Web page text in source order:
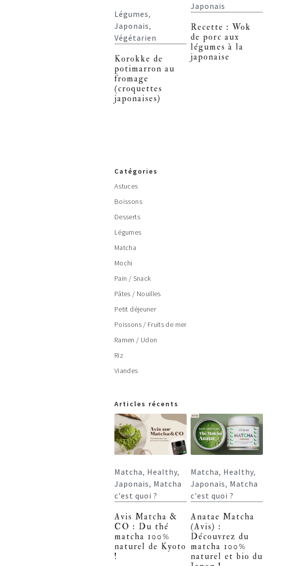
Légumes,
Japonais,
Végétarien
Korokke de
potimarron au
fromage
(croquettes
japonaises)
Japonais
Recette : Wok
de porc aux
légumes à la
japonaise
Catégories
Astuces
Boissons
Desserts
Légumes
Matcha
Mochi
Pain / Snack
Pâtes / Nouilles
Petit déjeuner
Poissons / Fruits de mer
Ramen / Udon
Riz
Viandes
Articles récents
Matcha, Healthy,
Japonais, Matcha
c'est quoi ?
Avis Matcha &
CO : Du thé
matcha 100%
naturel de Kyoto
!
Matcha, Healthy,
Japonais, Matcha
c'est quoi ?
Anatae Matcha
(Avis) :
Découvrez du
matcha 100%
naturel et bio du